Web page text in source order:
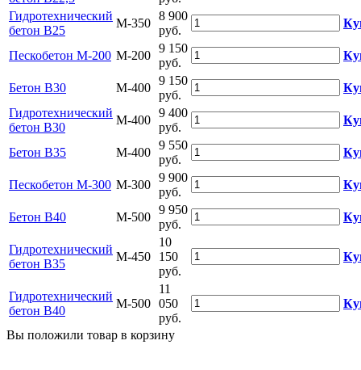
Гидротехнический
бетон В25
М-350
8 900
руб.
Пескобетон М-200 М-200
9 150
руб.
Бетон B30 М-400
9 150
руб.
Гидротехнический
бетон В30
М-400
9 400
руб.
Бетон B35 М-400
9 550
руб.
Пескобетон М-300 М-300
9 900
руб.
Бетон B40 М-500
9 950
руб.
Гидротехнический
бетон В35
М-450
10
150
руб.
Гидротехнический
бетон В40
М-500
11
050
руб.
Вы положили товар в корзину